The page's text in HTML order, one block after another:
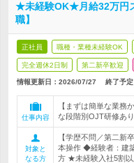
★未経験OK★月給32万円
職】
正社員 職種・業種未経験OK
完全週休2日制 第二新卒歓迎
情報更新日：2026/07/27 終了予定
仕事内容
【まずは簡単な業務
な段階別OJT研修あ
対象と
なる方
【学歴不問／第二新
本操作 ◆経験者：建
方 ★未経験入社5割以